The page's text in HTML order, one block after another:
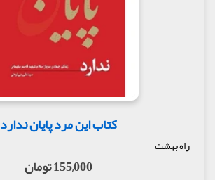
کتاب این مرد پایان ندارد
راه بهشت
155,000 تومان